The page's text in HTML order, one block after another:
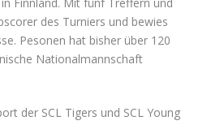
des Turniers und bewies
Pesonen hat bisher über 120
Nationalmannschaft
der SCL Tigers und SCL Young